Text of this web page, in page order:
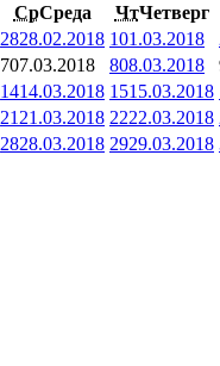
СрСреда ЧтЧетверг
2828.02.2018 101.03.2018
707.03.2018 808.03.2018
1414.03.2018 1515.03.2018
21 21.03.2018 2222.03.2018
2828.03.2018 2929.03.2018